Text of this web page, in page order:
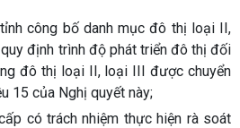
công bố danh mục đô thị loại II,
định trình độ phát triển đô thị đối
đô thị loại II, loại III được chuyển
15 của Nghị quyết này;
có trách nhiệm thực hiện rà soát